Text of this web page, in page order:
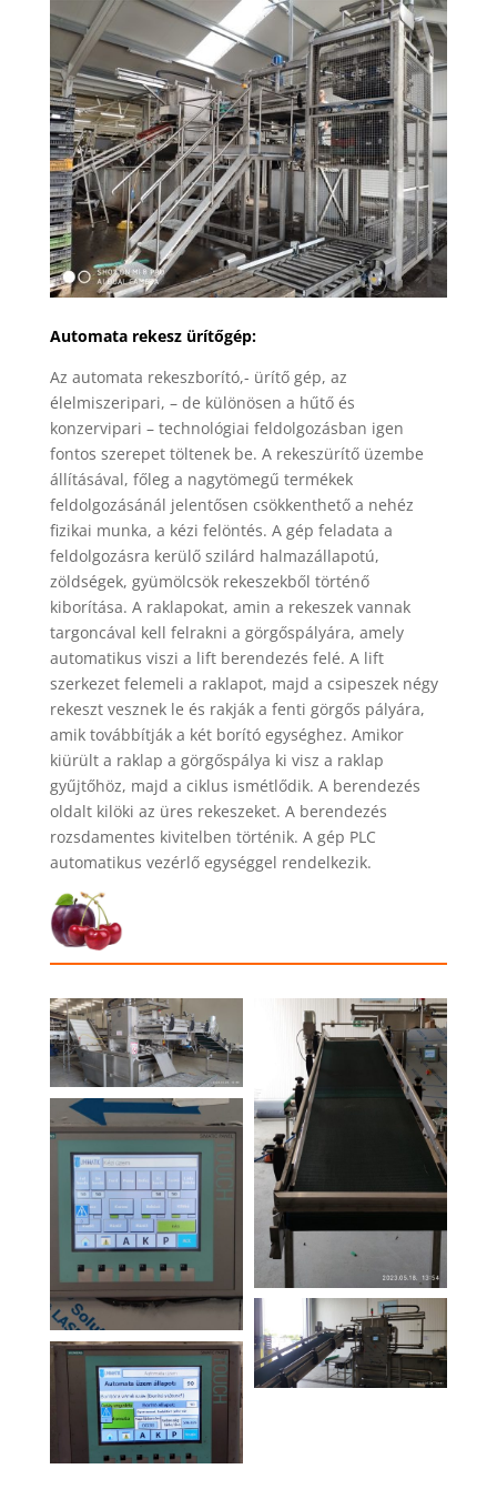
Automata rekesz ürítőgép:
Az automata rekeszborító,- ürítő gép, az
élelmiszeripari, – de különösen a hűtő és
konzervipari – technológiai feldolgozásban igen
fontos szerepet töltenek be. A rekeszürítő üzembe
állításával, főleg a nagytömegű termékek
feldolgozásánál jelentősen csökkenthető a nehéz
fizikai munka, a kézi felöntés. A gép feladata a
feldolgozásra kerülő szilárd halmazállapotú,
zöldségek, gyümölcsök rekeszekből történő
kiborítása. A raklapokat, amin a rekeszek vannak
targoncával kell felrakni a görgőspályára, amely
automatikus viszi a lift berendezés felé. A lift
szerkezet felemeli a raklapot, majd a csipeszek négy
rekeszt vesznek le és rakják a fenti görgős pályára,
amik továbbítják a két borító egységhez. Amikor
kiürült a raklap a görgőspálya ki visz a raklap
gyűjtőhöz, majd a ciklus ismétlődik. A berendezés
oldalt kilöki az üres rekeszeket. A berendezés
rozsdamentes kivitelben történik. A gép PLC
automatikus vezérlő egységgel rendelkezik.